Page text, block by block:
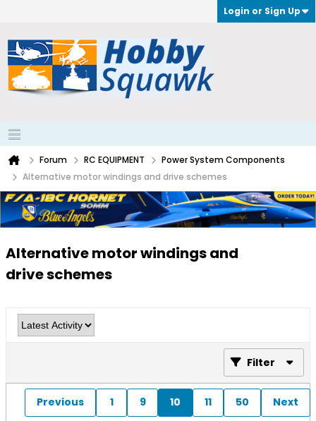
Login or Sign Up
Forum RC EQUIPMENT
Power System Components
Alternative motor windings and drive schemes
Alternative motor windings and
drive schemes
Filter
Previous 1 9 10 11 50 Next